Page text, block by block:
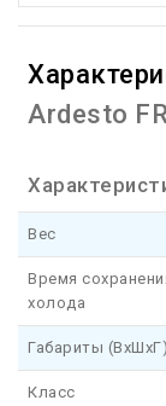
Ardesto
Вес
Время
холода
Габариты (ВхШхГ)
Класс